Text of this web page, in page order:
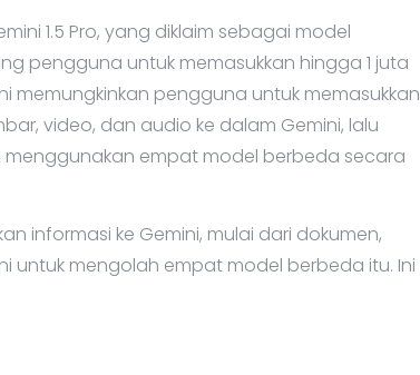
1.5 Pro, yang diklaim sebagai model
pengguna untuk memasukkan hingga 1 juta
memungkinkan pengguna untuk memasukkan
video, dan audio ke dalam Gemini, lalu
empat model berbeda secara
informasi ke Gemini, mulai dari dokumen,
untuk mengolah empat model berbeda itu. Ini